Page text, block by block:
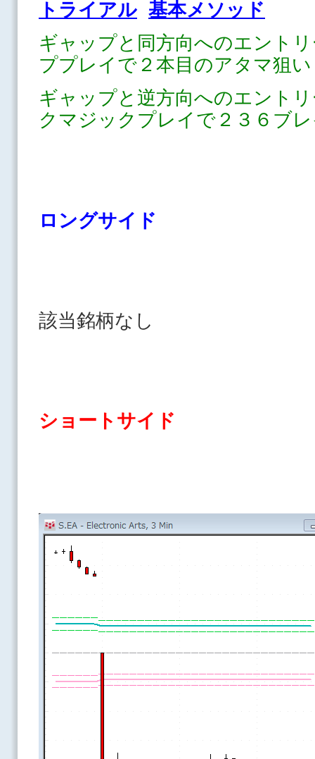
トライアル 基本メソッド
ギャップと同方向へのエン
ププレイで２本目のアタマ狙い
ギャップと逆方向へのエン
クマジックプレイで２３６ブ
ロングサイド
該当銘柄なし
ショートサイド